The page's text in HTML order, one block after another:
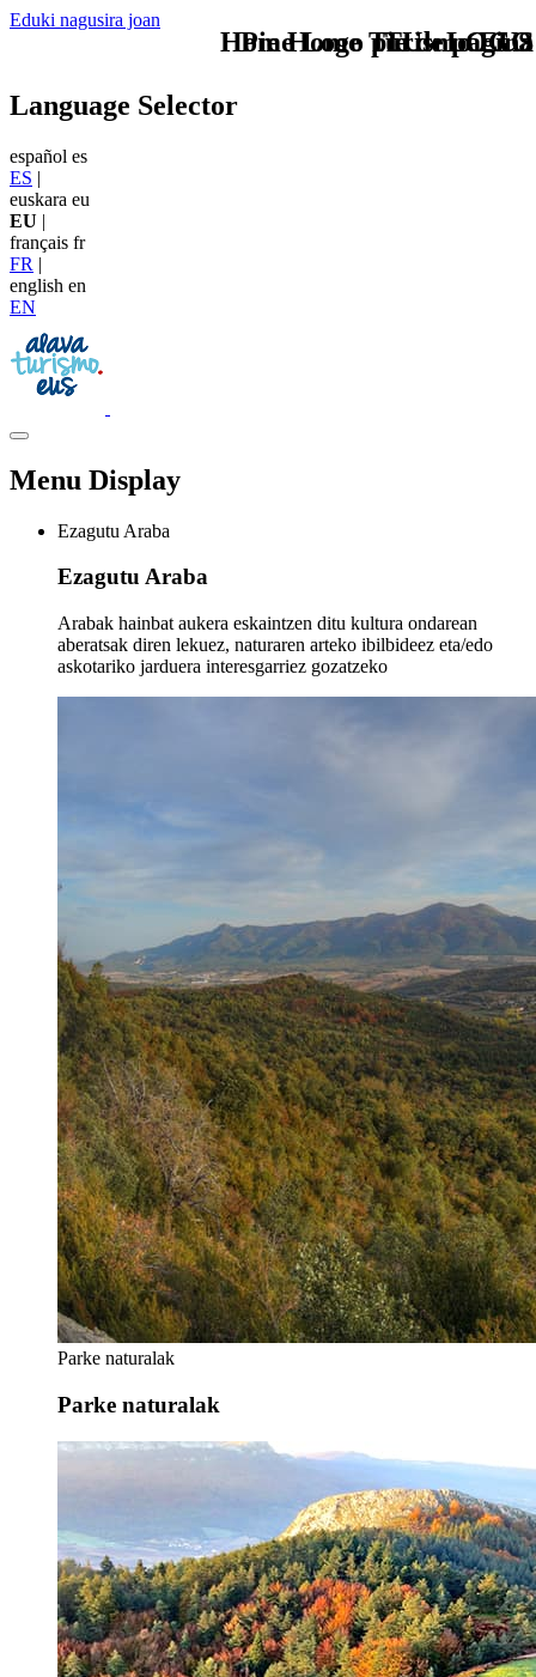
Eduki nagusira joan
TU - LOGO
Language Selector
español es
ES |
euskara eu
EU |
français fr
FR |
english en
EN
Menu Display
Ezagutu Araba
Ezagutu Araba
Arabak hainbat aukera eskaintzen ditu kultura ondarean
aberatsak diren lekuez, naturaren arteko ibilbideez eta/edo
askotariko jarduera interesgarriez gozatzeko
Parke naturalak
Parke naturalak
Home Logo pie de página
Pie Home Turismo EUS